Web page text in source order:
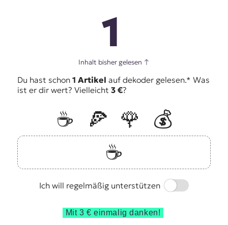
1
Inhalt bisher gelesen ↑
Du hast schon 1 Artikel auf dekoder gelesen.* Was
ist er dir wert? Vielleicht 3 €?
☕️ 🍕 🌹
💰
☕️
Ich will regelmäßig unterstützen
Switch
Mit 3 € einmalig danken!